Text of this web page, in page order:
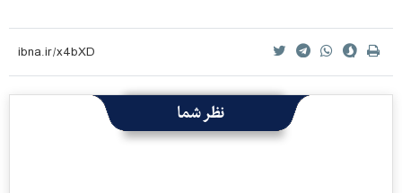
نظر شما